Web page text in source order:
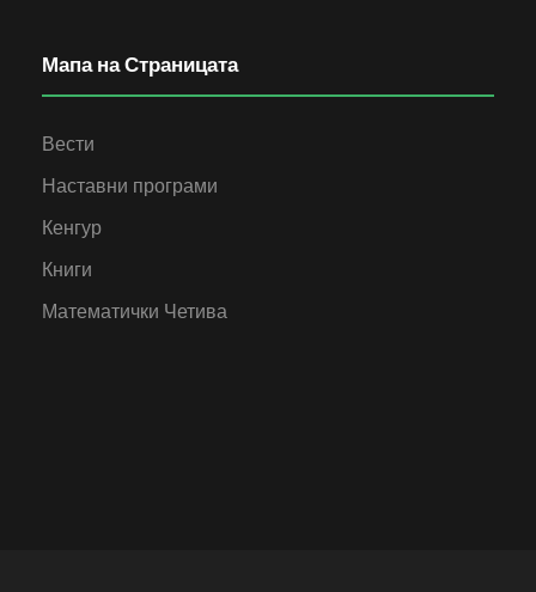
Мапа на Страницата
Вести
Наставни програми
Кенгур
Книги
Математички Четива